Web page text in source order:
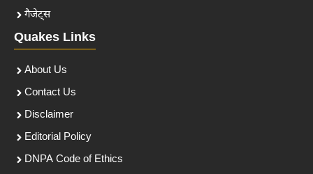
गैजेट्स
Quakes Links
About Us
Contact Us
Disclaimer
Editorial Policy
DNPA Code of Ethics